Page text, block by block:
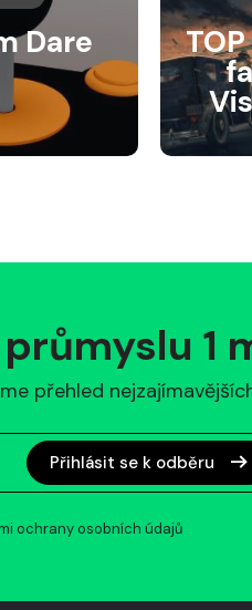
Dare
1
přehled
Přihlásit se k odběru
ochrany osobních údajů